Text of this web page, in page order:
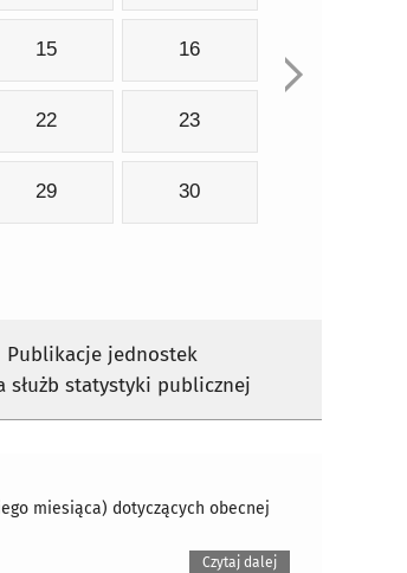
15 16
22 23
29 30
Publikacje jednostek
służb statystyki publicznej
miesiąca) dotyczących obecnej
Czytaj dalej